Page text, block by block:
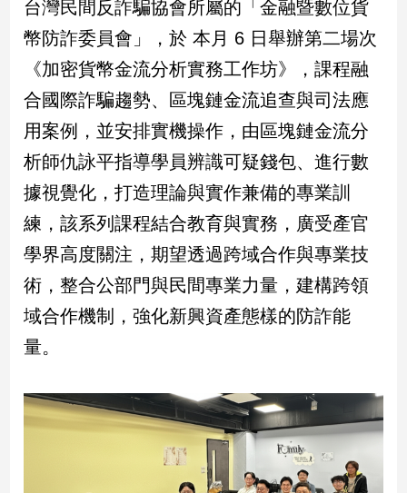
治
政
治
焦
品
觀
點
民
調
國
會
焦
點
點
台灣民間反詐騙協會所屬的「金融暨數位貨
幣防詐委員會」，於 本月 6 日舉辦第二場次
《加密貨幣金流分析實務工作坊》，課程融
合國際詐騙趨勢、區塊鏈金流追查與司法應
用案例，並安排實機操作，由區塊鏈金流分
析師仇詠平指導學員辨識可疑錢包、進行數
據視覺化，打造理論與實作兼備的專業訓
練，該系列課程結合教育與實務，廣受產官
學界高度關注，期望透過跨域合作與專業技
術，整合公部門與民間專業力量，建構跨領
域合作機制，強化新興資產態樣的防詐能
量。